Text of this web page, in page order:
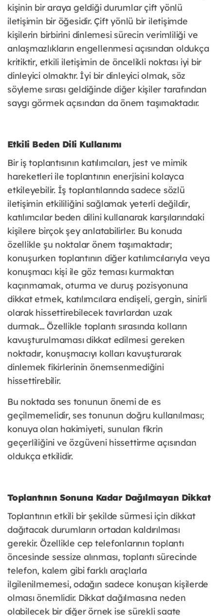
kişinin bir araya geldiği durumlar çift yönlü
iletişimin bir öğesidir. Çift yönlü bir iletişimde
kişilerin birbirini dinlemesi sürecin verimliliği ve
anlaşmazlıkların engellenmesi açısından oldukça
kritiktir, etkili iletişimin de öncelikli noktası iyi bir
dinleyici olmaktır. İyi bir dinleyici olmak, söz
söyleme sırası geldiğinde diğer kişiler tarafından
saygı görmek açısından da önem taşımaktadır.
Etkili Beden Dili Kullanımı
Bir iş toplantısının katılımcıları, jest ve mimik
hareketleri ile toplantının enerjisini kolayca
etkileyebilir. İş toplantılarında sadece sözlü
iletişimin etkililiğini sağlamak yeterli değildir,
katılımcılar beden dilini kullanarak karşılarındaki
kişilere birçok şey anlatabilirler. Bu konuda
özellikle şu noktalar önem taşımaktadır;
konuşurken toplantının diğer katılımcılarıyla veya
konuşmacı kişi ile göz teması kurmaktan
kaçınmamak, oturma ve duruş pozisyonuna
dikkat etmek, katılımcılara endişeli, gergin, sinirli
olarak hissettirebilecek tavırlardan uzak
durmak… Özellikle toplantı sırasında kolların
kavuşturulmaması dikkat edilmesi gereken
noktadır, konuşmacıyı kolları kavuşturarak
dinlemek fikirlerinin önemsenmediğini
hissettirebilir.
Bu noktada ses tonunun önemi de es
geçilmemelidir, ses tonunun doğru kullanılması;
konuya olan hakimiyeti, sunulan fikrin
geçerliliğini ve özgüveni hissettirme açısından
oldukça etkilidir.
Toplantının Sonuna Kadar Dağılmayan Dikkat
Toplantının etkili bir şekilde sürmesi için dikkat
dağıtacak durumların ortadan kaldırılması
gerekir. Özellikle cep telefonlarının toplantı
öncesinde sessize alınması, toplantı sürecinde
telefon, kalem gibi farklı araçlarla
ilgilenilmemesi, odağın sadece konuşan kişilerde
olması önemlidir. Dikkat dağılmasına neden
olabilecek bir diğer örnek ise sürekli saate